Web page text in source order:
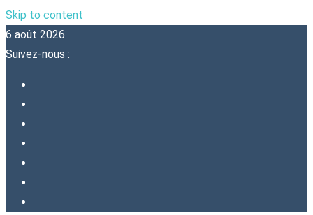
Skip to content
6 août 2026
Suivez-nous :